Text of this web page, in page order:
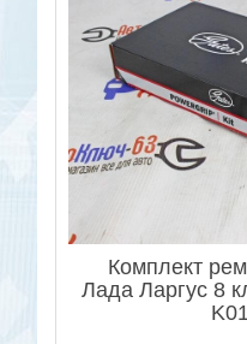
Комплект
Лада Ларгус 8